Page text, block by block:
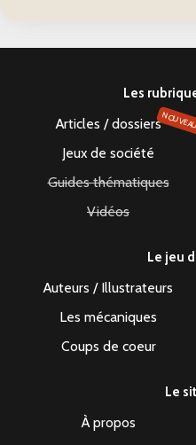
Les
Articles / dossiers
Jeux de société
Guides thématiques
Vidéos
Le jeu
Auteurs / Illustrateurs
Les mécaniques
Coups de coeur
Le
À propos